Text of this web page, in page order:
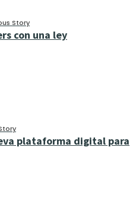
Story
con una ley
plataforma digital para